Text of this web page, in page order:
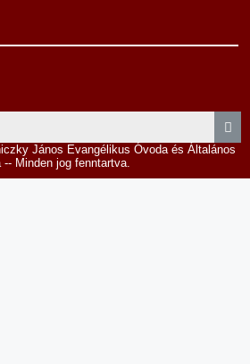
János Evangélikus Óvoda és Általános
-- Minden jog fenntartva.